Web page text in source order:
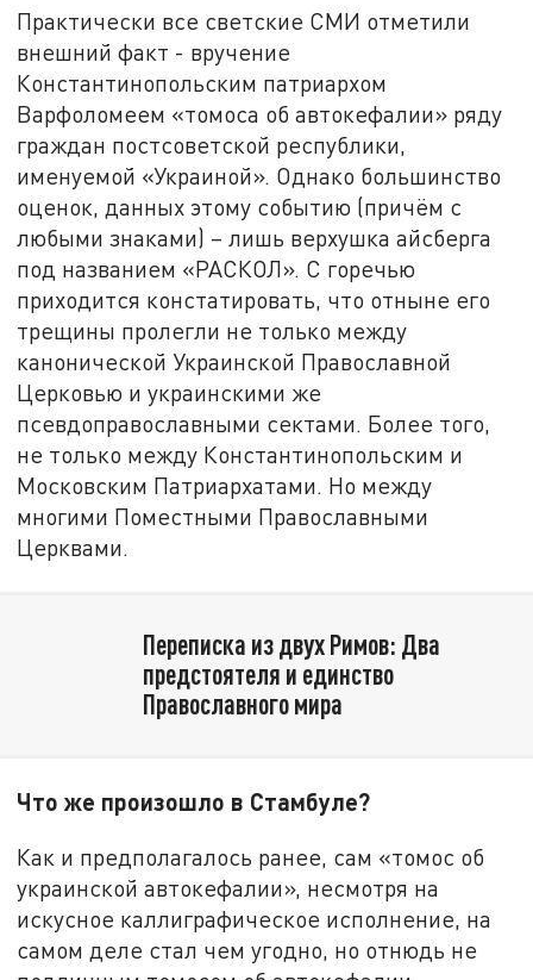
Практически все светские СМИ отметили
внешний факт - вручение
Константинопольским патриархом
Варфоломеем «томоса об автокефалии» ряду
граждан постсоветской республики,
именуемой «Украиной». Однако большинство
оценок, данных этому событию (причём с
любыми знаками) – лишь верхушка айсберга
под названием «РАСКОЛ». С горечью
приходится констатировать, что отныне его
трещины пролегли не только между
канонической Украинской Православной
Церковью и украинскими же
псевдоправославными сектами. Более того,
не только между Константинопольским и
Московским Патриархатами. Но между
многими Поместными Православными
Церквами.
Переписка из двух Римов: Два
предстоятеля и единство
Православного мира
Что же произошло в Стамбуле?
Как и предполагалось ранее, сам «томос об
украинской автокефалии», несмотря на
искусное каллиграфическое исполнение, на
самом деле стал чем угодно, но отнюдь не